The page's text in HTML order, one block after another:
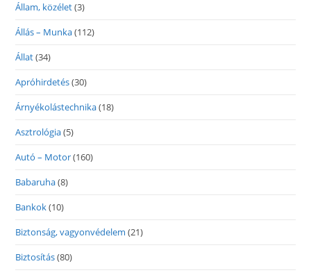
Állam, közélet(3)
Állás – Munka(112)
Állat(34)
Apróhirdetés(30)
Árnyékolástechnika(18)
Asztrológia(5)
Autó – Motor(160)
Babaruha(8)
Bankok(10)
Biztonság, vagyonvédelem (21)
Biztosítás(80)